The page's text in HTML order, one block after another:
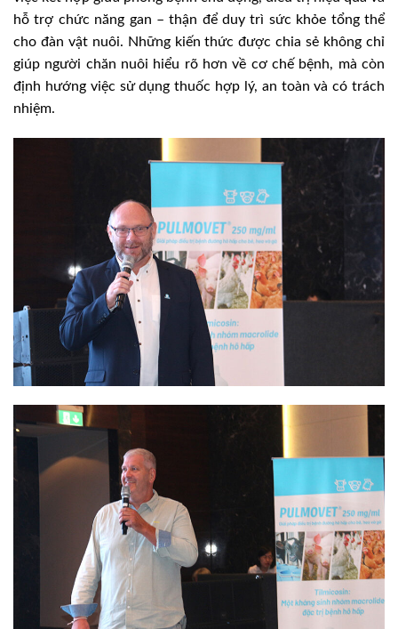
hỗ trợ chức năng gan – thận để duy trì sức khỏe tổng thể
cho đàn vật nuôi. Những kiến thức được chia sẻ không chỉ
giúp người chăn nuôi hiểu rõ hơn về cơ chế bệnh, mà còn
định hướng việc sử dụng thuốc hợp lý, an toàn và có trách
nhiệm.